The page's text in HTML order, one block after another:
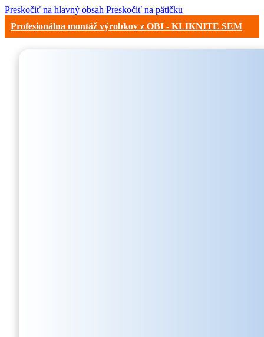
Preskočiť na hlavný obsah Preskočiť na pätičku
Profesionálna montáž výrobkov z OBI - KLIKNITE SEM